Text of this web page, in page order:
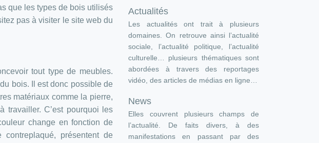
que les types de bois utilisés
pas à visiter le site web du
tout type de meubles.
bois. Il est donc possible de
matériaux comme la pierre,
travailler. C’est pourquoi les
change en fonction de
présentent de
Actualités
Les actualités ont trait à plusieurs
domaines. On retrouve ainsi l’actualité
sociale, l’actualité politique, l’actualité
culturelle… plusieurs thématiques sont
abordées à travers des reportages
vidéo, des articles de médias en ligne…
News
Elles couvrent plusieurs champs de
l’actualité. De faits divers, à des
manifestations en passant par des